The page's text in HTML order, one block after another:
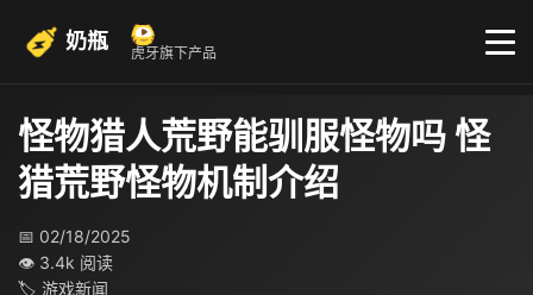
奶瓶 虎牙旗下产品
怪物猎人荒野能驯服怪物吗 怪
猎荒野怪物机制介绍
📅 02/18/2025
👁 3.4k 阅读
🏷 游戏新闻